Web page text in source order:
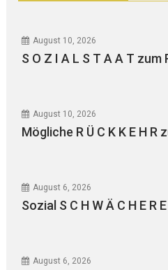
August 10, 2026
S O Z I A L S T A A T zum
August 10, 2026
Mögliche R Ü C K K E H R
August 6, 2026
Sozial S C H W Ä C H E
August 6, 2026